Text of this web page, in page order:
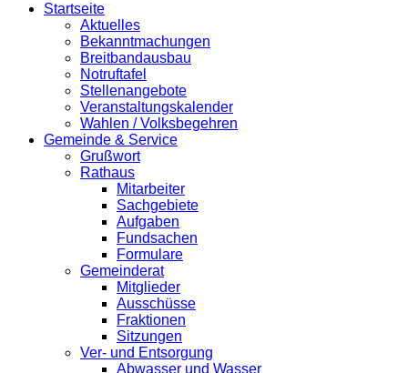
Startseite
Aktuelles
Bekanntmachungen
Breitbandausbau
Notruftafel
Stellenangebote
Veranstaltungskalender
Wahlen / Volksbegehren
Gemeinde & Service
Grußwort
Rathaus
Mitarbeiter
Sachgebiete
Aufgaben
Fundsachen
Formulare
Gemeinderat
Mitglieder
Ausschüsse
Fraktionen
Sitzungen
Ver- und Entsorgung
Abwasser und Wasser